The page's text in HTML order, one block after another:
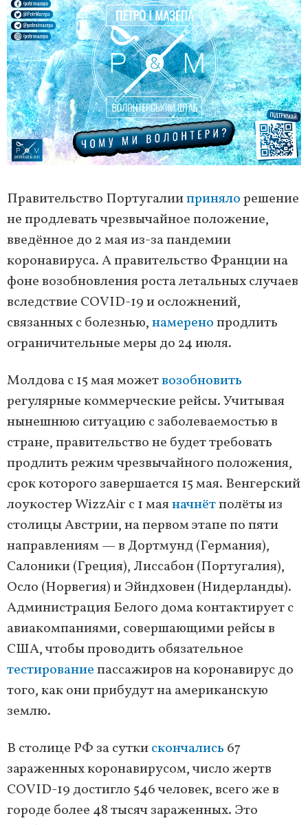
Правительство Португалиипринялорешение
не продлевать чрезвычайное положение,
введённое до 2 мая из-за пандемии
коронавируса. А правительство Франции на
фоне возобновления роста летальных случаев
вследствие COVID-19 и осложнений,
связанных с болезнью,намеренопродлить
ограничительные меры до 24 июля.
Молдова с 15 мая можетвозобновить
регулярные коммерческие рейсы. Учитывая
нынешнюю ситуацию с заболеваемостью в
стране, правительство не будет требовать
продлить режим чрезвычайного положения,
срок которого завершается 15 мая. Венгерский
лоукостер WizzAir с 1 маяначнётполёты из
столицы Австрии, на первом этапе по пяти
направлениям — в Дортмунд (Германия),
Салоники (Греция), Лиссабон (Португалия),
Осло (Норвегия) и Эйндховен (Нидерланды).
Администрация Белого дома контактирует с
авиакомпаниями, совершающими рейсы в
США, чтобы проводить обязательное
тестированиепассажиров на коронавирус до
того, как они прибудут на американскую
землю.
В столице РФ за суткискончались 67
зараженных коронавирусом, число жертв
COVID-19 достигло 546 человек, всего же в
городе более 48 тысяч зараженных. Это